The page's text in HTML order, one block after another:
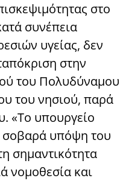
στο
συνέπεια
υγείας, δεν
στην
του Πολυδύναμου
του νησιού, παρά
«Το υπουργείο
σοβαρά υπόψη του
σημαντικότητα
νομοθεσία και